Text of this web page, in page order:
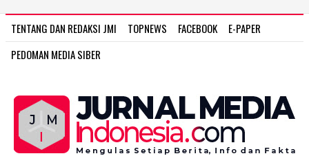
TENTANG DAN REDAKSI JMI TOPNEWS FACEBOOK
E-PAPER
PEDOMAN MEDIA SIBER